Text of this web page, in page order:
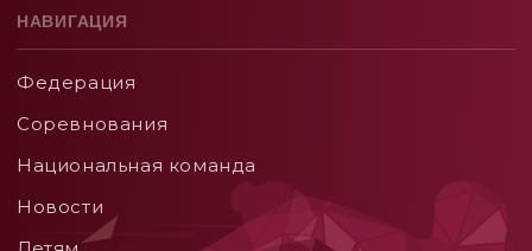
НАВИГАЦИЯ
Федерация
Соревнования
Национальная команда
Новости